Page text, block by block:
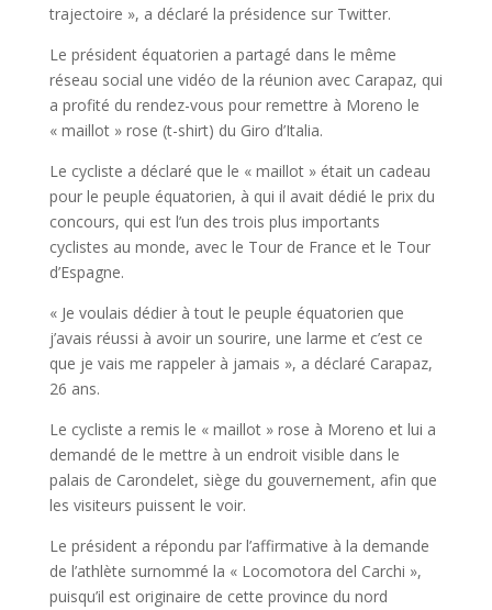
trajectoire », a déclaré la présidence sur Twitter.
Le président équatorien a partagé dans le même
réseau social une vidéo de la réunion avec Carapaz, qui
a profité du rendez-vous pour remettre à Moreno le
« maillot » rose (t-shirt) du Giro d’Italia.
Le cycliste a déclaré que le « maillot » était un cadeau
pour le peuple équatorien, à qui il avait dédié le prix du
concours, qui est l’un des trois plus importants
cyclistes au monde, avec le Tour de France et le Tour
d’Espagne.
« Je voulais dédier à tout le peuple équatorien que
j’avais réussi à avoir un sourire, une larme et c’est ce
que je vais me rappeler à jamais », a déclaré Carapaz,
26 ans.
Le cycliste a remis le « maillot » rose à Moreno et lui a
demandé de le mettre à un endroit visible dans le
palais de Carondelet, siège du gouvernement, afin que
les visiteurs puissent le voir.
Le président a répondu par l’affirmative à la demande
de l’athlète surnommé la « Locomotora del Carchi »,
puisqu’il est originaire de cette province du nord